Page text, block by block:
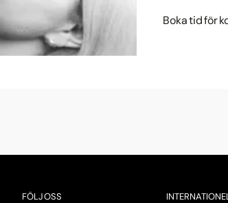
Boka tid för
FÖLJ OSS